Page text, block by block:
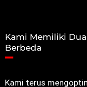
Kami Memiliki
Berbeda
Kami terus